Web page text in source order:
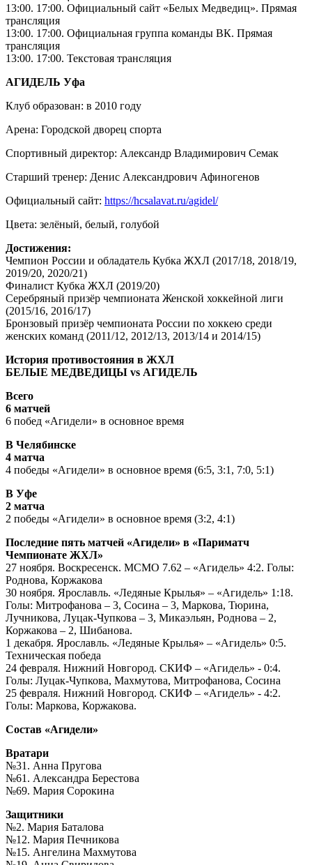
13:00. 17:00. Официальный сайт «Белых Медведиц». Прямая
трансляция
13:00. 17:00. Официальная группа команды ВК. Прямая
трансляция
13:00. 17:00. Текстовая трансляция
АГИДЕЛЬ Уфа
Клуб образован: в 2010 году
Арена: Городской дворец спорта
Спортивный директор: Александр Владимирович Семак
Старший тренер: Денис Александрович Афиногенов
Официальный сайт: https://hcsalavat.ru/agidel/
Цвета: зелёный, белый, голубой
Достижения:
Чемпион России и обладатель Кубка ЖХЛ (2017/18, 2018/19,
2019/20, 2020/21)
Финалист Кубка ЖХЛ (2019/20)
Серебряный призёр чемпионата Женской хоккейной лиги
(2015/16, 2016/17)
Бронзовый призёр чемпионата России по хоккею среди
женских команд (2011/12, 2012/13, 2013/14 и 2014/15)
История противостояния в ЖХЛ
БЕЛЫЕ МЕДВЕДИЦЫ vs АГИДЕЛЬ
Всего
6 матчей
6 побед «Агидели» в основное время
В Челябинске
4 матча
4 победы «Агидели» в основное время (6:5, 3:1, 7:0, 5:1)
В Уфе
2 матча
2 победы «Агидели» в основное время (3:2, 4:1)
Последние пять матчей «Агидели» в «Париматч
Чемпионате ЖХЛ»
27 ноября. Воскресенск. МСМО 7.62 – «Агидель» 4:2. Голы:
Роднова, Коржакова
30 ноября. Ярославль. «Ледяные Крылья» – «Агидель» 1:18.
Голы: Митрофанова – 3, Сосина – 3, Маркова, Тюрина,
Лучникова, Луцак-Чупкова – 3, Микаэльян, Роднова – 2,
Коржакова – 2, Шибанова.
1 декабря. Ярославль. «Ледяные Крылья» – «Агидель» 0:5.
Техническая победа
24 февраля. Нижний Новгород. СКИФ – «Агидель» - 0:4.
Голы: Луцак-Чупкова, Махмутова, Митрофанова, Сосина
25 февраля. Нижний Новгород. СКИФ – «Агидель» - 4:2.
Голы: Маркова, Коржакова.
Состав «Агидели»
Вратари
№31. Анна Пругова
№61. Александра Берестова
№69. Мария Сорокина
Защитники
№2. Мария Баталова
№12. Мария Печникова
№15. Ангелина Махмутова